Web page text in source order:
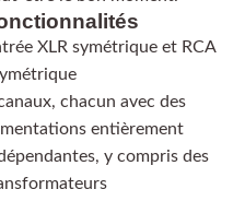
XLR symétrique et RCA
chacun avec des
entièrement
y compris des